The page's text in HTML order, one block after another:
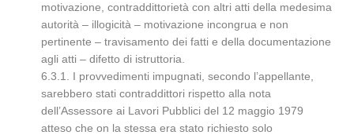
motivazione, contraddittorietà con altri atti della medesima
autorità – illogicità – motivazione incongrua e non
pertinente – travisamento dei fatti e della documentazione
agli atti – difetto di istruttoria.
6.3.1. I provvedimenti impugnati, secondo l’appellante,
sarebbero stati contraddittori rispetto alla nota
dell’Assessore ai Lavori Pubblici del 12 maggio 1979
atteso che on la stessa era stato richiesto solo